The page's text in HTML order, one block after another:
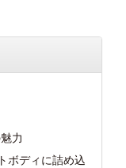
力
ボディに詰め込